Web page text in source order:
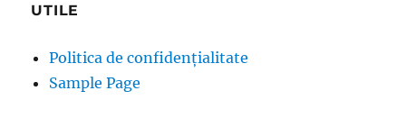
UTILE
Politica de confidențialitate
Sample Page